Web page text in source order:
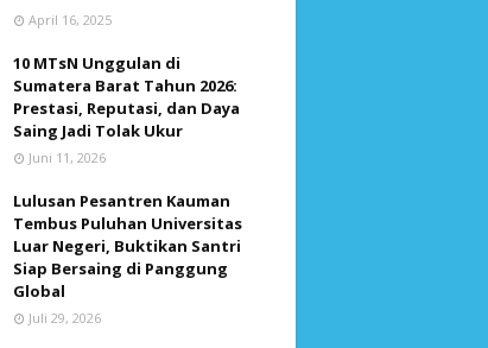
April 16, 2025
10 MTsN Unggulan di
Sumatera Barat Tahun 2026:
Prestasi, Reputasi, dan Daya
Saing Jadi Tolak Ukur
Juni 11, 2026
Lulusan Pesantren Kauman
Tembus Puluhan Universitas
Luar Negeri, Buktikan Santri
Siap Bersaing di Panggung
Global
Juli 29, 2026